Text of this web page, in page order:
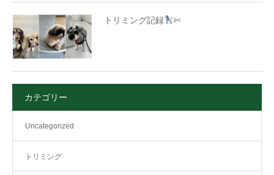
トリミング記録 ✄
カテゴリー
Uncategorized
トリミング